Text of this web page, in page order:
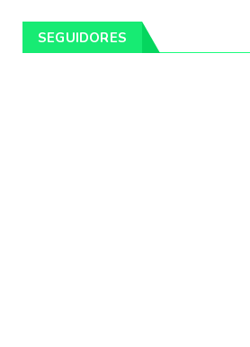
Pintores da Temática
SEGUIDORES